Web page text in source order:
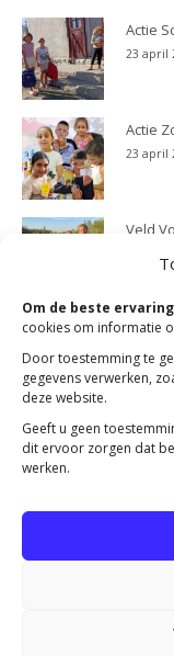
Om de beste
cookies om informatie
Door toestemming te
gegevens verwerken,
deze website.
Geeft u geen
dit ervoor zorgen dat
werken.
Actie
23 april
Actie
23 april
Veld